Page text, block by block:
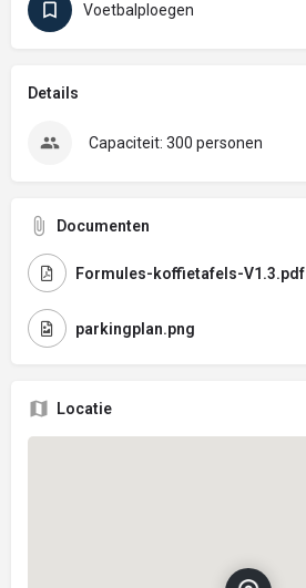
Voetbalploegen
Details
Capaciteit: 300 personen
Documenten
Formules-koffietafels-V1.3.pdf
parkingplan.png
Locatie